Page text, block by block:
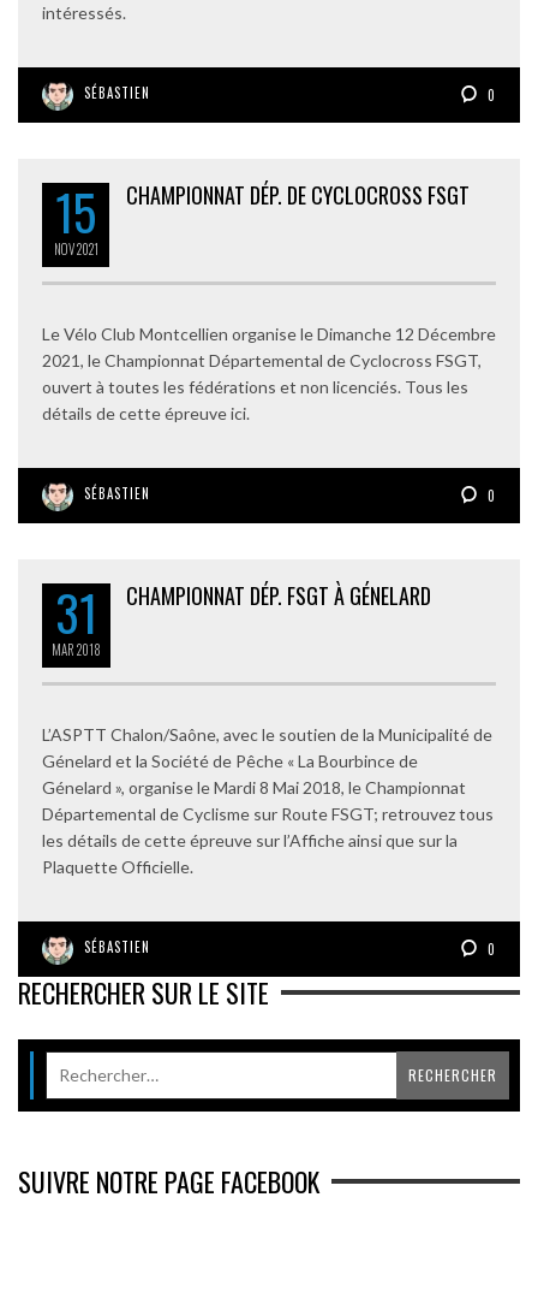
intéressés.
SÉBASTIEN 0
15
NOV2021
CHAMPIONNAT DÉP. DE CYCLOCROSS FSGT
Le Vélo Club Montcellien organise le Dimanche 12 Décembre
2021, le Championnat Départemental de Cyclocross FSGT,
ouvert à toutes les fédérations et non licenciés. Tous les
détails de cette épreuve ici.
SÉBASTIEN 0
31
MAR2018
CHAMPIONNAT DÉP. FSGT À GÉNELARD
L’ASPTT Chalon/Saône, avec le soutien de la Municipalité de
Génelard et la Société de Pêche « La Bourbince de
Génelard », organise le Mardi 8 Mai 2018, le Championnat
Départemental de Cyclisme sur Route FSGT; retrouvez tous
les détails de cette épreuve sur l’Affiche ainsi que sur la
Plaquette Officielle.
SÉBASTIEN 0
RECHERCHER SUR LE SITE
SUIVRE NOTRE PAGE FACEBOOK